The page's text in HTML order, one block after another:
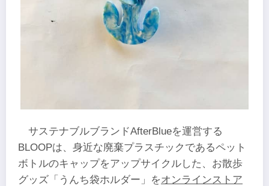
サステナブルブランドAfterBlueを運営する
BLOOPは、身近な廃棄プラスチックであるペット
ボトルのキャップをアップサイクルした、お散歩
グッズ「うんち袋ホルダー」をオンラインストア